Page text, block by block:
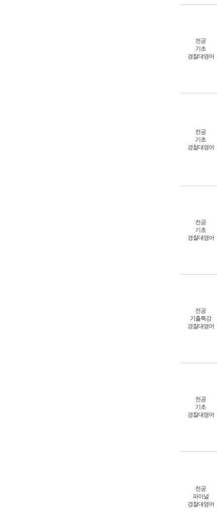
전공
기초
경찰대영어
전공
기초
경찰대영어
전공
기초
경찰대영어
전공
기출특강
경찰대영어
전공
기초
경찰대영어
전공
파이널
경찰대영어